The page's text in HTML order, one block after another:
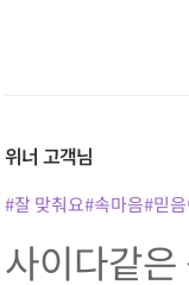
위너 고객님
#잘 맞춰요#속마음#믿
사이다같